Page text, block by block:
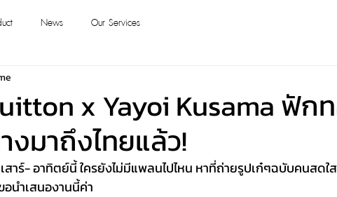
News Our Services
x Yayoi Kusama ฟัก
งมาถึงไทยแล้ว!
าร์- อาทิตย์นี้ ใครยังไม่มีแพลนไปไหน หาที่ถ่ายรูปเก๋ๆฉบับคนสดใ
นำเสนองานนี้ค่า